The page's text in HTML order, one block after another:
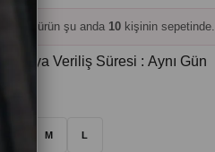
Bu ürün şu anda 10kişinin sepetinde.
Kargoya Veriliş Süresi : Aynı Gün
M L